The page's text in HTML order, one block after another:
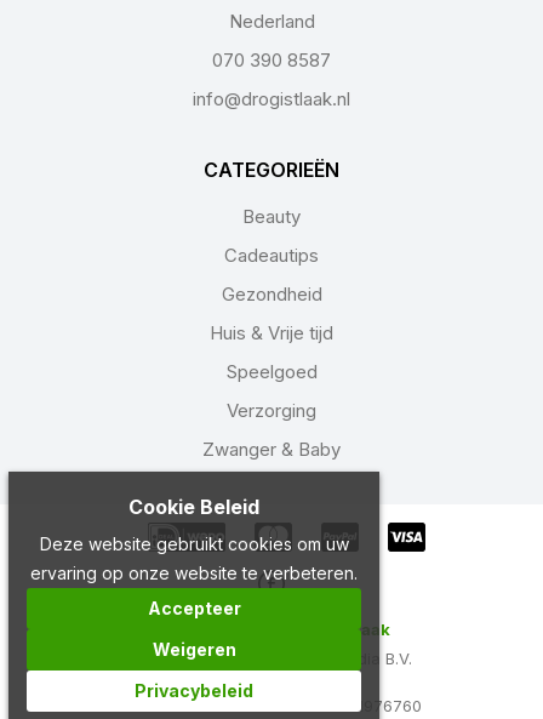
Nederland
070 390 8587
info@drogistlaak.nl
CATEGORIEËN
Beauty
Cadeautips
Gezondheid
Huis & Vrije tijd
Speelgoed
Verzorging
Zwanger & Baby
Copyright 2024 Drogist Laak
Ontwikkeld door
Best4u Media B.V.
BTW NL858924882B01 KVK 71976760
Cookie Beleid
Deze website gebruikt cookies om uw
ervaring op onze website te verbeteren.
Accepteer
Weigeren
Privacybeleid